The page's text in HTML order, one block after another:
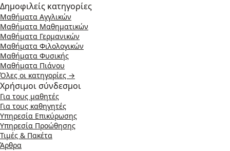
Δημοφιλείς κατηγορίες
Μαθήματα Αγγλικών
Μαθήματα Μαθηματικών
Μαθήματα Γερμανικών
Μαθήματα Φιλολογικών
Μαθήματα Φυσικής
Μαθήματα Πιάνου
Όλες οι κατηγορίες →
Χρήσιμοι σύνδεσμοι
Για τους μαθητές
Για τους καθηγητές
Υπηρεσία Επικύρωσης
Υπηρεσία Προώθησης
Τιμές & Πακέτα
Άρθρα